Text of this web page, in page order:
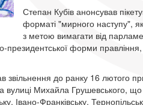
Степан Кубів анонсував
форматі "мирного наступу",
з метою вимагати від
форми правління,
звільнення до ранку 16 лютого
Михайла Грушевського,
Івано-Франківську,